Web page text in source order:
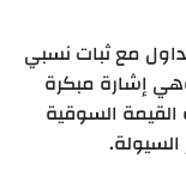
مع ثبات نسبي
إشارة مبكرة
السوقية